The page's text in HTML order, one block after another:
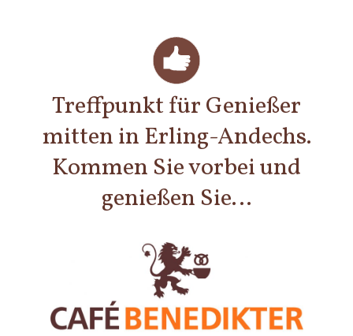
Treffpunkt für Genießer
mitten in Erling-Andechs.
Kommen Sie vorbei und
genießen Sie…